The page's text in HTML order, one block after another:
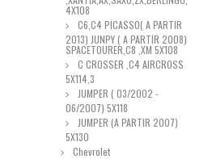
4X108
C6,C4 PICASSO( A PARTIR
2013) JUNPY ( A PARTIR 2008)
SPACETOURER,C8 ,XM 5X108
C CROSSER ,C4 AIRCROSS
5X114,3
JUMPER ( 03/2002 -
06/2007) 5X118
JUMPER (A PARTIR 2007)
5X130
Chevrolet